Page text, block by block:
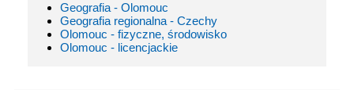
Geografia - Olomouc
Geografia regionalna - Czechy
Olomouc - fizyczne, środowisko
Olomouc - licencjackie